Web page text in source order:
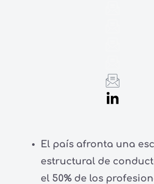
El país afronta una
estructural de
el 50% de los